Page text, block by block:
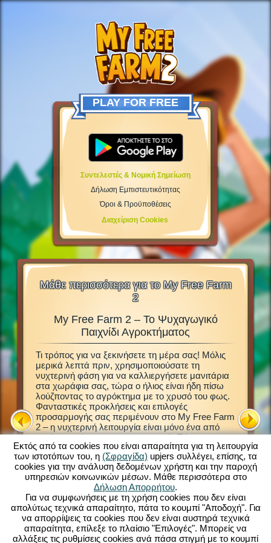
PLAY FOR FREE
Συντελεστές & Νομική Σημείωση
Δήλωση Εμπιστευτικότητας
Όροι & Προϋποθέσεις
Διαχείριση Cookies
Μάθε περισσότερα για το My Free Farm
2
ζώων
και
My Free Farm 2 – Το Ψυχαγωγικό
Παιχνίδι Αγροκτήματος
Τι τρόπος για να ξεκινήσετε τη μέρα σας! Μόλις
μερικά λεπτά πριν, χρησιμοποιούσατε τη
νυχτερινή φάση για να καλλιεργήσετε μανιτάρια
στα χωράφια σας, τώρα ο ήλιος είναι ήδη πίσω
λούζποντας το αγρόκτημα με το χρυσό του φως.
Φανταστικές προκλήσεις και επιλογές
προσαρμογής σας περιμένουν στο My Free Farm
2 – η νυχτερινή λειτουργία είναι μόνο ένα από
αυτά τα αμέτρητα χαρακτηριστικά. Τώρα
μπορείτε να απολαύσετε το επιτυχημένο παιχνίδι
My Free Farm 2 στο PC σας. Η έκδοση του
browser παιχνιδιού παρέχει την ίδια εκπληκτική
διασκέδαση παιχνιδιών αγροκτήματος που
γνωρίζετε και αγαπάτε. Φροντίστε ζώα,
καλλιεργήστε τα χωράφια σας, φέρτε τη
συγκομιδή και παράγετε νόστιμα προϊόντα για
τους πελάτες σας. Εγγραφείτε τώρα δωρεάν και
ξεκινήστε!
Αυτό
Μέσα
να
φυτά.
αγαθά
σας,
ζωικά
Εκτός από τα cookies που είναι απαραίτητα για τη λειτουργία
των ιστοτόπων του, η (Σφραγίδα) upjers συλλέγει, επίσης, τα
cookies για την ανάλυση δεδομένων χρήστη και την παροχή
υπηρεσιών κοινωνικών μέσων. Μάθε περισσότερα στο
Δήλωση Απορρήτου.
Για να συμφωνήσεις με τη χρήση cookies που δεν είναι
απολύτως τεχνικά απαραίτητο, πάτα το κουμπί "Αποδοχή". Για
να απορρίψεις τα cookies που δεν είναι αυστηρά τεχνικά
απαραίτητα, επίλεξε το πλαίσιο "Επιλογές". Μπορείς να
αλλάξεις τις ρυθμίσεις cookies ανά πάσα στιγμή με το κουμπί